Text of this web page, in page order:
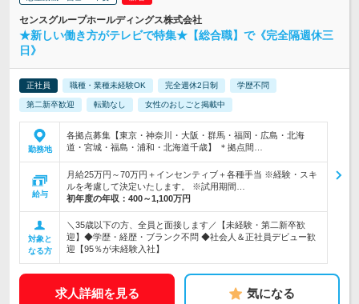
センスグループホールディングス株式会社
★新しい働き方がテレビで特集★【総合職】で《完全隔週休三
日》
正社員 職種・業種未経験OK 完全週休2日制 学歴不問
第二新卒歓迎 転勤なし 女性のおしごと掲載中
勤務地
各拠点募集【東京・神奈川・大阪・群馬・福岡・広島・北海
道・宮城・福島・浦和・北海道千歳】 ＊拠点間…
給与
月給25万円～70万円＋インセンティブ＋各種手当 ※経験・スキ
ルを考慮して決定いたします。 ※試用期間…
初年度の年収： 400～1,100万円
対象と
なる方
＼35歳以下の方、全員と面接します／【未経験・第二新卒歓
迎】◆学歴・経歴・ブランク不問 ◆社会人＆正社員デビュー歓
迎【95％が未経験入社】
求人詳細を見る 気になる